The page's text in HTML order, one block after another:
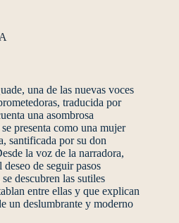
una de las nuevas voces
traducida por
una asombrosa
presenta como una mujer
santificada por su don
la voz de la narradora,
de seguir pasos
descubren las sutiles
entre ellas y que explican
un deslumbrante y moderno